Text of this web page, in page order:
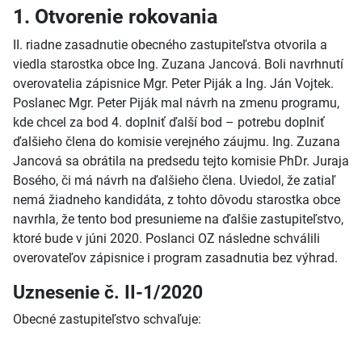
1. Otvorenie rokovania
II. riadne zasadnutie obecného zastupiteľstva otvorila a
viedla starostka obce Ing. Zuzana Jancová. Boli navrhnutí
overovatelia zápisnice Mgr. Peter Piják a Ing. Ján Vojtek.
Poslanec Mgr. Peter Piják mal návrh na zmenu programu,
kde chcel za bod 4. doplniť ďalší bod – potrebu doplniť
ďalšieho člena do komisie verejného záujmu. Ing. Zuzana
Jancová sa obrátila na predsedu tejto komisie PhDr. Juraja
Bosého, či má návrh na ďalšieho člena. Uviedol, že zatiaľ
nemá žiadneho kandidáta, z tohto dôvodu starostka obce
navrhla, že tento bod presunieme na ďalšie zastupiteľstvo,
ktoré bude v júni 2020. Poslanci OZ následne schválili
overovateľov zápisnice i program zasadnutia bez výhrad.
Uznesenie č. II-1/2020
Obecné zastupiteľstvo schvaľuje: